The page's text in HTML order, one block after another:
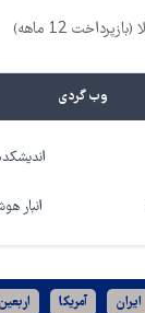
وب گردی
انبار
ایران آمریکا